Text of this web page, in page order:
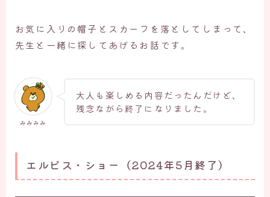
お気に入りの帽子とスカーフを落としてしまって、
先生と一緒に探してあげるお話です。
みみみみ
大人も楽しめる内容だったんだけど、
残念ながら終了になりました。
エルビス・ショー（2024年5月終了）